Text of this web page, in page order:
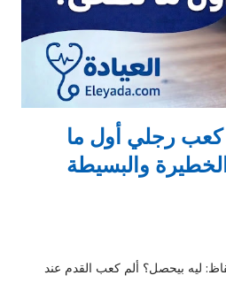
❗ لكن: الإفراط = مشاكل
(خفقان + قلق + ارتفاع ضغط) ☕ الكمية المسموحة غالبًا: 👉 من 1 لـ 2
رجلي أول ما
والبسيطة
ليه بيحصل؟ ألم كعب القدم عند